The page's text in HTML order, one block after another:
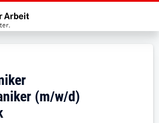
Startseite
zu:
(m/w/d)